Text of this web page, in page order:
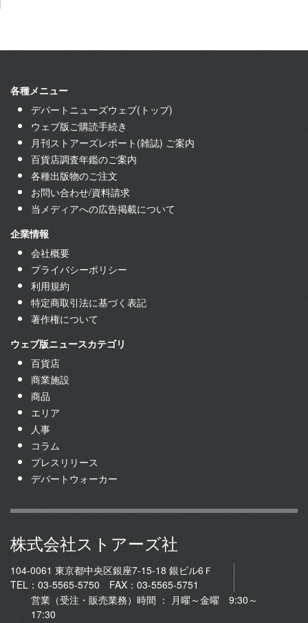
各種メニュー
デパートニューズウェブ(トップ)
ウェブ版ご購読手続き
月刊ストアーズレポート(雑誌) ご案内
百貨店調査年鑑のご案内
各種出版物のご注文
お問い合わせ/資料請求
当メディアへの広告掲載について
企業情報
会社概要
プライバシーポリシー
利用規約
特定商取引法に基づく表記
著作権について
ウェブ版ニュースカテゴリ
百貨店
商業施設
商品
エリア
人事
コラム
プレスリリース
デパートウォーカー
株式会社ストアーズ社
104-0061 東京都中央区銀座7-15-18 銀ビル6Ｆ
TEL：03-5565-5750 FAX：03-5565-5751
営業（受注・販売業務）時間 ： 月曜～金曜 9:30～
17:30